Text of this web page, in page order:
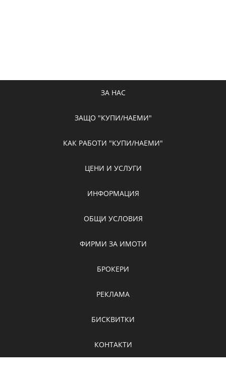
ЗА НАС
ЗАЩО "КУПИ/НАЕМИ"
КАК РАБОТИ "КУПИ/НАЕМИ"
ЦЕНИ И УСЛУГИ
ИНФОРМАЦИЯ
ОБЩИ УСЛОВИЯ
ФИРМИ ЗА ИМОТИ
БРОКЕРИ
РЕКЛАМА
БИСКВИТКИ
КОНТАКТИ